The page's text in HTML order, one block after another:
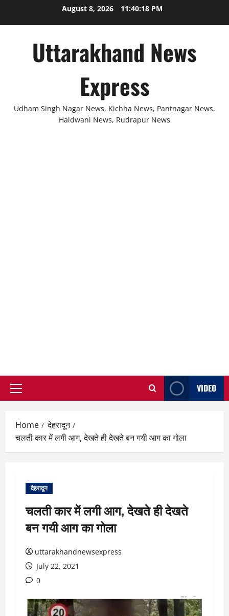
August 8, 2026 11:40:18 PM
Uttarakhand News
Express
Udham Singh Nagar News, Kichha News, Pantnagar News,
Haldwani News, Rudrapur News
Primary
VIDEO
Home
देहरादून
चलती कार में लगी आग, देखते ही देखते बन गयी आग का गोला
देहरादून
चलती कार में लगी आग, देखते ही देखते
बन गयी आग का गोला
uttarakhandnewsexpress
July 22, 2021
0